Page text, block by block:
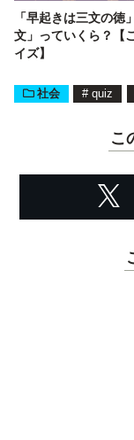
「早起きは三文の徳
文」っていくら？【
イズ】
社会 # quiz
こ